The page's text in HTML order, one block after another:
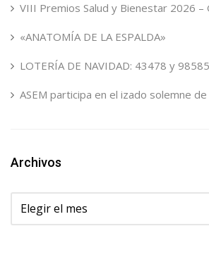
VIII Premios Salud y Bienestar 2026 –
«ANATOMÍA DE LA ESPALDA»
LOTERÍA DE NAVIDAD: 43478 y
ASEM participa en el izado solemne
Archivos
Archivos